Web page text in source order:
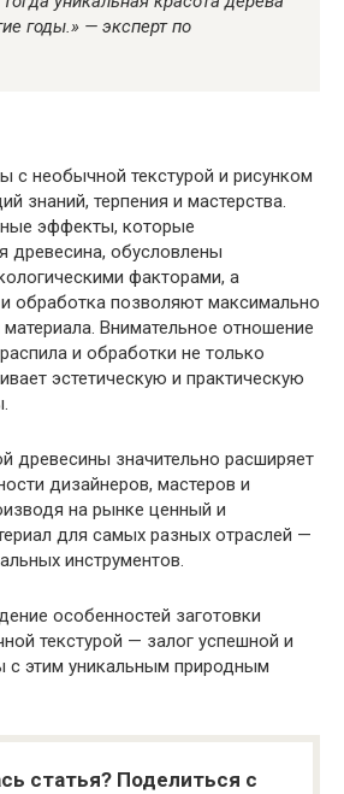
годы.» — эксперт по
с необычной текстурой и рисунком
знаний, терпения и мастерства.
эффекты, которые
древесина, обусловлены
факторами, а
обработка позволяют максимально
Внимательное отношение
и обработки не только
эстетическую и практическую
древесины значительно расширяет
дизайнеров, мастеров и
на рынке ценный и
для самых разных отраслей —
инструментов.
особенностей заготовки
текстурой — залог успешной и
с этим уникальным природным
статья? Поделиться с